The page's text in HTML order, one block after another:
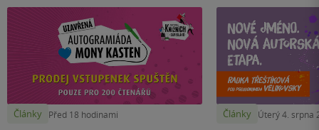
Články Před 18 hodinami Články Úterý 4. srpna